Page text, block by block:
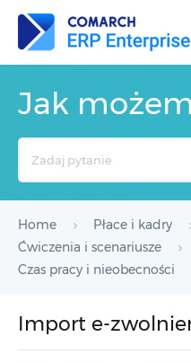
Jak
Home
Płace i kadry
Ćwiczenia i scenariusze
Czas pracy i nieobecności
Import e-